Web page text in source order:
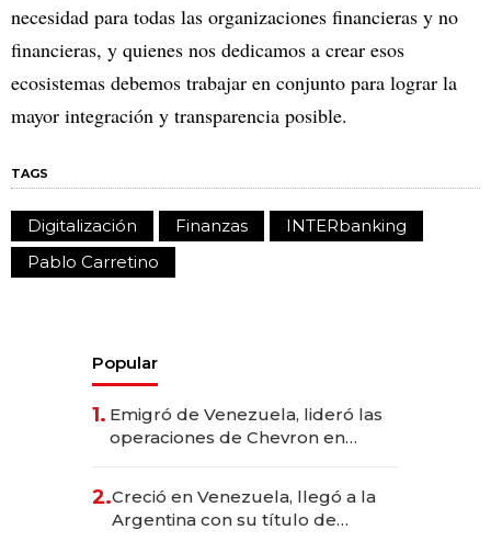
necesidad para todas las organizaciones financieras y no
financieras, y quienes nos dedicamos a crear esos
ecosistemas debemos trabajar en conjunto para lograr la
mayor integración y transparencia posible.
TAGS
Digitalización Finanzas
INTERbanking
Pablo Carretino
Popular
1. Emigró de Venezuela, lideró las
operaciones de Chevron en
2.Creció en Venezuela, llegó a la
Argentina con su título de